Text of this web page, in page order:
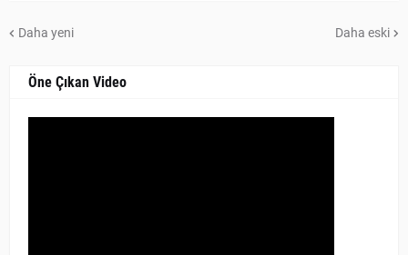
Daha yeni Daha eski
Öne Çıkan Video